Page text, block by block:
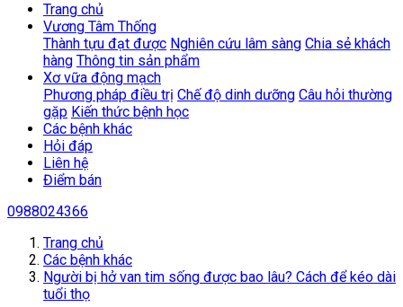
Trang chủ
Vương Tâm Thống
Thành tựu đạt được Nghiên cứu lâm sàng Chia sẻ khách
hàng Thông tin sản phẩm
Xơ vữa động mạch
Phương pháp điều trị Chế độ dinh dưỡng Câu hỏi thường
gặp Kiến thức bệnh học
Các bệnh khác
Hỏi đáp
Liên hệ
Điểm bán
0988024366
Trang chủ
Các bệnh khác
Người bị hở van tim sống được bao lâu? Cách để kéo dài
tuổi thọ